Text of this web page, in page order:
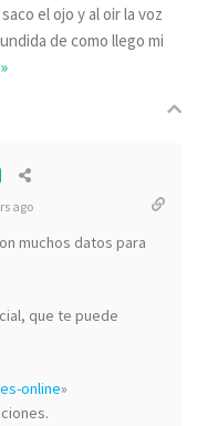
el ojo y al oir la voz
de como llego mi
ago
muchos datos para
que te puede
online»